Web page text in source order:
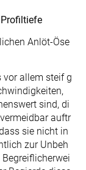
Profiltiefe
Anlöt-Öse
vor allem steif g
sind, di
auftr
sie nicht in
zur Unbeh